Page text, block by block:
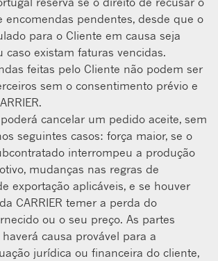
encomendas pendentes, desde que o
para o Cliente em causa seja
caso existam faturas vencidas.
feitas pelo Cliente não podem ser
sem o consentimento prévio e
poderá cancelar um pedido aceite, sem
seguintes casos: força maior, se o
interrompeu a produção
mudanças nas regras de
exportação aplicáveis, e se houver
CARRIER temer a perda do
ou o seu preço. As partes
causa provável para a
jurídica ou financeira do cliente,